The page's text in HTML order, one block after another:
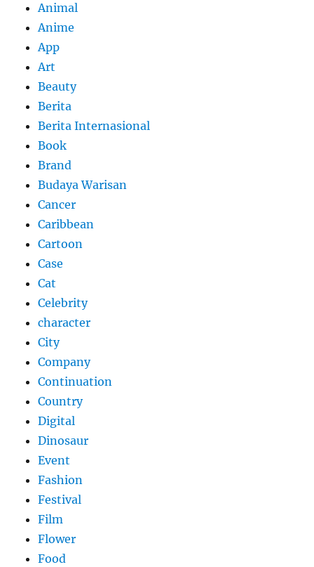
Animal
Anime
App
Art
Beauty
Berita
Berita Internasional
Book
Brand
Budaya Warisan
Cancer
Caribbean
Cartoon
Case
Cat
Celebrity
character
City
Company
Continuation
Country
Digital
Dinosaur
Event
Fashion
Festival
Film
Flower
Food